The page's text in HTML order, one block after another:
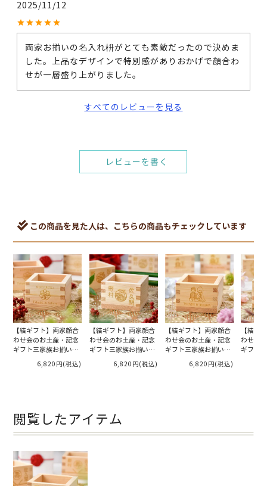
2025/11/12
両家お揃いの名入れ枡がとても素敵だったので決めま
した。上品なデザインで特別感がありおかげで顔合わ
せが一層盛り上がりました。
すべてのレビューを見る
レビューを書く
この商品を見た人は、こちらの商品もチェックしています
【結ギフト】両家顔合
わせ会のお土産・記念
ギフト三家族お揃いの
「名入れ枡／華」6個
6,820円(税込)
【結ギフト】両家顔合
わせ会のお土産・記念
ギフト三家族お揃いの
「名入れ枡／松竹梅」
6,820円(税込)
【結ギフト】両家顔合
わせ会のお土産・記念
ギフト三家族お揃いの
「名入れ枡／シロム
ク」6個入り
6,820円(税込)
【結ギ
わせ会
ギフト
閲覧したアイテム